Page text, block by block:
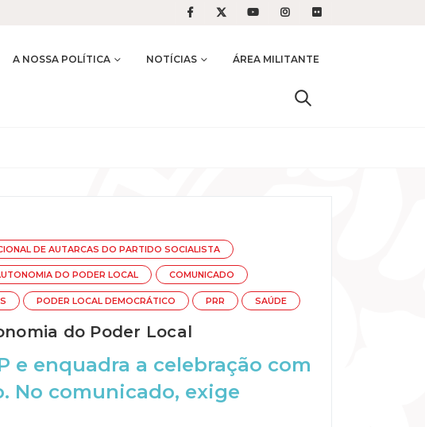
A NOSSA POLÍTICA NOTÍCIAS ÁREA MILITANTE
DE AUTARCAS DO PARTIDO SOCIALISTA
DO PODER LOCAL COMUNICADO
PODER LOCAL DEMOCRÁTICO PRR SAÚDE
do Poder Local
e enquadra a celebração com
No comunicado, exige